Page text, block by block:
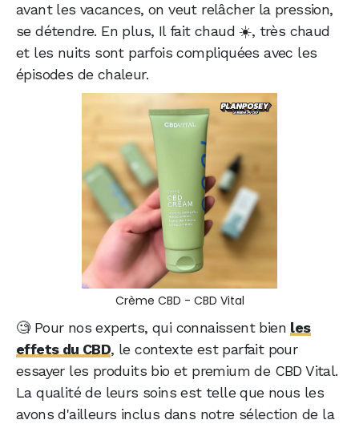
avant les vacances, on veut relâcher la pression,
se détendre. En plus, Il fait chaud ☀️, très chaud
et les nuits sont parfois compliquées avec les
épisodes de chaleur.
Crème CBD - CBD Vital
🧐 Pour nos experts, qui connaissent bien les
effets du CBD, le contexte est parfait pour
essayer les produits bio et premium de CBD Vital.
La qualité de leurs soins est telle que nous les
avons d'ailleurs inclus dans notre sélection de la